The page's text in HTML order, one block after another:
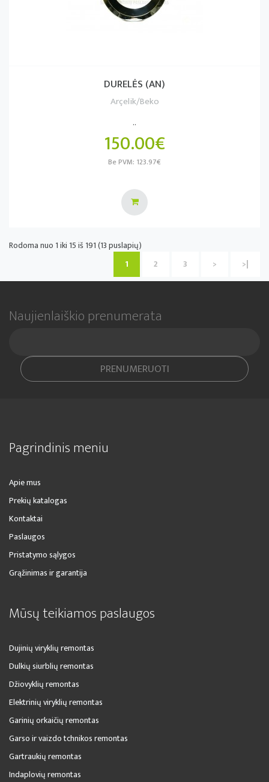
DURELĖS (AN)
Arçelik/Beko
..
150.00€
Be PVM: 123.97€
Rodoma nuo 1 iki 15 iš 191 (13 puslapių)
1
2 3 > >|
Naujienlaiškio prenumerata
PRENUMERUOTI
Pagrindinis meniu
Apie mus
Prekių katalogas
Kontaktai
Paslaugos
Pristatymo sąlygos
Grąžinimas ir garantija
Mūsų teikiamos paslaugos
Dujinių viryklių remontas
Dulkių siurblių remontas
Džiovyklių remontas
Elektrinių viryklių remontas
Garinių orkaičių remontas
Garso ir vaizdo tchnikos remontas
Gartraukių remontas
Indaplovių remontas